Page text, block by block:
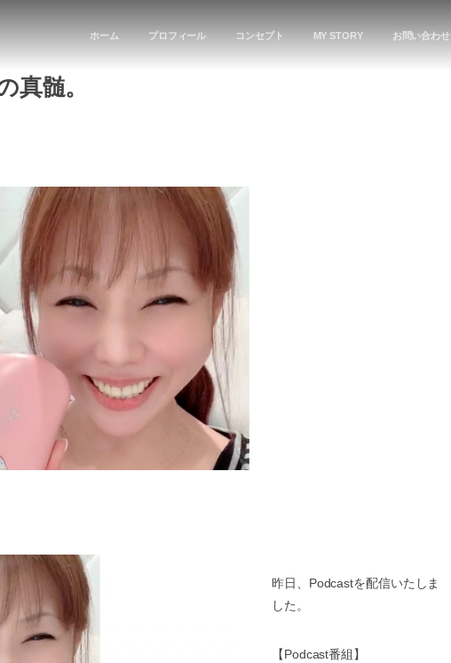
ホーム プロフィール コンセプト MY STORY お問い合わせ
真髄。
昨日、 Podcastを配信いたしま
した。
【Podcast番組】